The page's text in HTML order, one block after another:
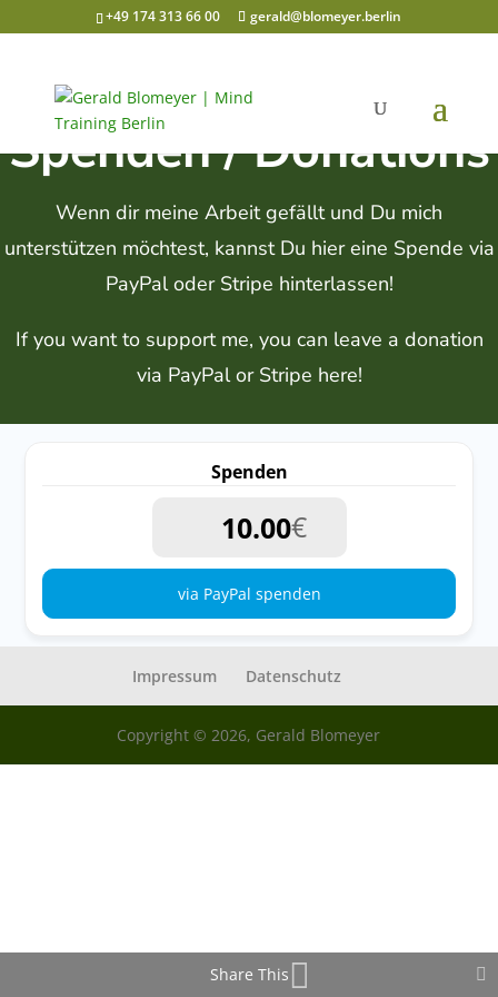
+49 174 313 66 00 gerald@blomeyer.berlin
Spenden / Donations
Wenn dir meine Arbeit gefällt und Du mich
unterstützen möchtest, kannst Du hier eine Spende via
PayPal oder Stripe hinterlassen!
If you want to support me, you can leave a donation
via PayPal or Stripe here!
Spenden
€
via PayPal spenden
Impressum Datenschutz
Copyright © 2026, Gerald Blomeyer
Share This